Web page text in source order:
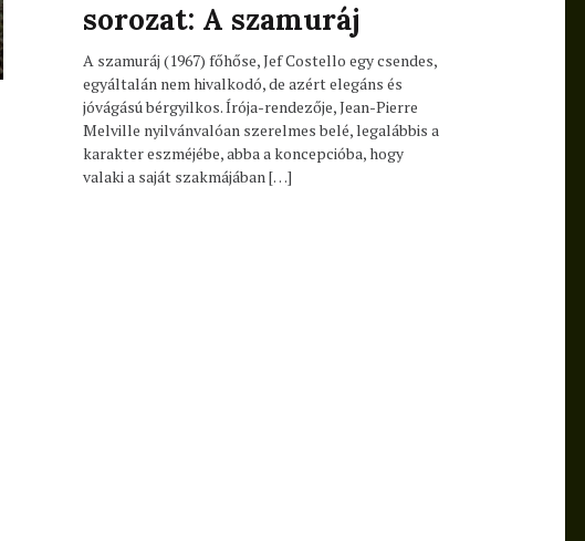
sorozat: A szamuráj
A szamuráj (1967) főhőse, Jef Costello egy csendes,
egyáltalán nem hivalkodó, de azért elegáns és
jóvágású bérgyilkos. Írója-rendezője, Jean-Pierre
Melville nyilvánvalóan szerelmes belé, legalábbis a
karakter eszméjébe, abba a koncepcióba, hogy
valaki a saját szakmájában […]